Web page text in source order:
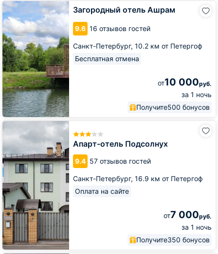
Загородный отель Ашрам
9.6 16 отзывов гостей
Санкт-Петербург, 10.2 км от Петергоф
Бесплатная отмена
от10 000руб.
за 1 ночь
Получите500 бонусов
Загородный
отель
Ашрам
Апарт-отель Подсолнух
9.4 57 отзывов гостей
Санкт-Петербург, 16.9 км от Петергоф
Оплата на сайте
от7 000руб.
за 1 ночь
Получите350 бонусов
Апарт-
Подсолнух